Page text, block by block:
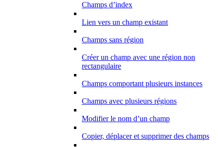
Champs d’index
Lien vers un champ existant
Champs sans région
Créer un champ avec une région non
rectangulaire
Champs comportant plusieurs instances
Champs avec plusieurs régions
Modifier le nom d’un champ
Copier, déplacer et supprimer des champs